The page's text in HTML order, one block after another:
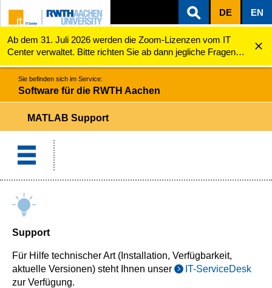
ZUM INHALTSBEREICH
ZUR HAUPTNAVIGATION
ZUR SUCHE
DE EN
Ab dem 31. Juli 2026 werden die Zoom-Lizenzen vom IT
Center verwaltet. Bitte richten Sie ab dann jegliche Fragen
zu den Zoom-Lizenzen (z.B. Probleme mit dem Login) an
servicedesk@itc.rwth-aachen.de.
Software für die RWTH Aachen MATLAB Support
Sie befinden sich im Service:
Software für die RWTH Aachen
MATLAB Support
Support
Für Hilfe technischer Art (Installation, Verfügbarkeit,
aktuelle Versionen) steht Ihnen unser
IT-ServiceDesk
zur Verfügung.